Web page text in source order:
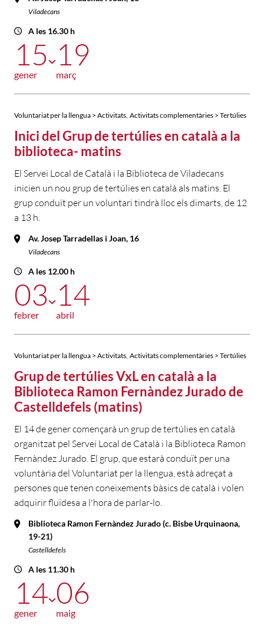
Viladecans
A les 16.30 h
15
gener
19
març
Voluntariat per la llengua > Activitats Activitats complementàries > Tertúlies
Inici del Grup de tertúlies en català a la
biblioteca- matins
El Servei Local de Català i la Biblioteca de Viladecans
inicien un nou grup de tertúlies en català als matins. El
grup conduït per un voluntari tindrà lloc els dimarts, de 12
a 13 h.
Av. Josep Tarradellas i Joan, 16
Viladecans
A les 12.00 h
03
febrer
14
abril
Voluntariat per la llengua > Activitats Activitats complementàries > Tertúlies
Grup de tertúlies VxL en català a la
Biblioteca Ramon Fernàndez Jurado de
Castelldefels (matins)
El 14 de gener començarà un grup de tertúlies en català
organitzat pel Servei Local de Català i la Biblioteca Ramon
Fernàndez Jurado. El grup, que estarà conduït per una
voluntària del Voluntariat per la llengua, està adreçat a
persones que tenen coneixements bàsics de català i volen
adquirir fluïdesa a l'hora de parlar-lo.
Biblioteca Ramon Fernàndez Jurado (c. Bisbe Urquinaona,
19-21)
Castelldefels
A les 11.30 h
14
gener
06
maig